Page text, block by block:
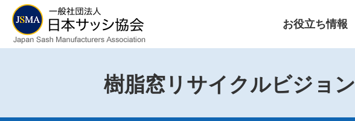
お役立ち情報
樹脂窓リサイクルビジョン